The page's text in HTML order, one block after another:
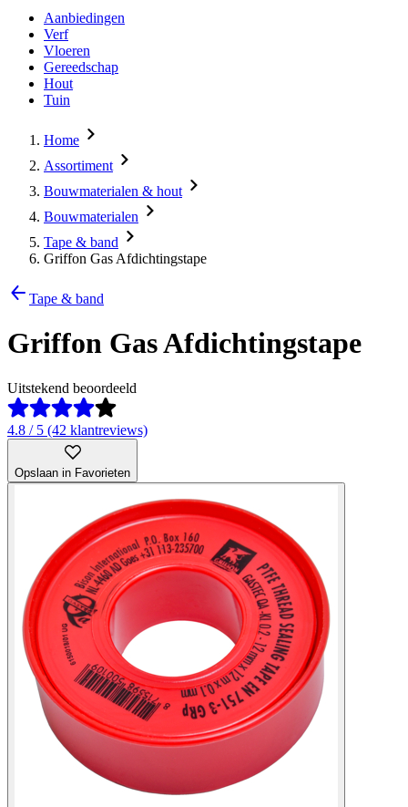
Aanbiedingen
Verf
Vloeren
Gereedschap
Hout
Tuin
Home
Assortiment
Bouwmaterialen & hout
Bouwmaterialen
Tape & band
Griffon Gas Afdichtingstape
Tape & band
Griffon Gas Afdichtingstape
Uitstekend beoordeeld
4.8 / 5 (42 klantreviews)
Opslaan in Favorieten